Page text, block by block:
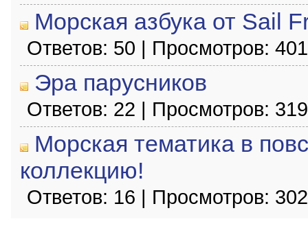
Морская азбука от Sail
Ответов: 50 | Просмотров:
Эра парусников
Ответов: 22 | Просмотров:
Морская тематика в
коллекцию!
Ответов: 16 | Просмотров: